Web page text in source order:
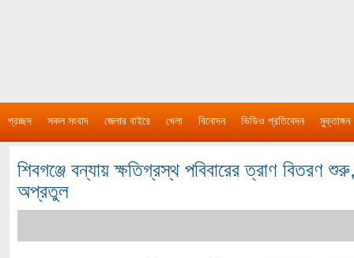
প্রচ্ছদ সকল সংবাদ জেলার বাইরে খেলা বিনোদন ভিডিও প্রতিবেদন মুক্তাঙ্গন
শিবগঞ্জে বন্যায় ক্ষতিগ্রস্থ পবিবারের ত্রাণ বিতরণ
অপ্রতুল